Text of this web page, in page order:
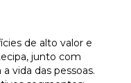
de alto valor e
junto com
vida das pessoas.